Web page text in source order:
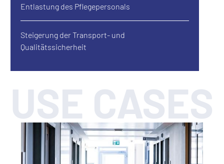
Entlastung des Pflegepersonals
Steigerung der Transport- und
Qualitätssicherheit
USE CASES